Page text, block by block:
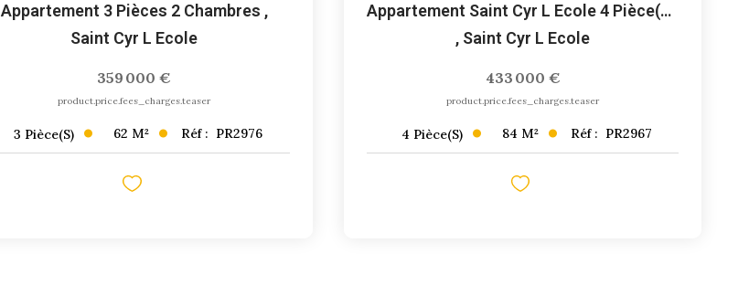
Appartement 3 Pièces 2 Chambres ,
Saint Cyr L Ecole
359 000 €
product.price.fees_charges.teaser
3 Pièce(s) 62 M² Réf : PR2976
Appartement Saint Cyr L Ecole 4 Pièce(s) 84 M2
, Saint Cyr L Ecole
433 000 €
product.price.fees_charges.teaser
4 Pièce(s) 84 M² Réf : PR2967